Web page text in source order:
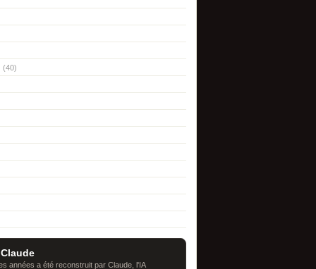
(40)
années a été reconstruit par Claude, l'IA